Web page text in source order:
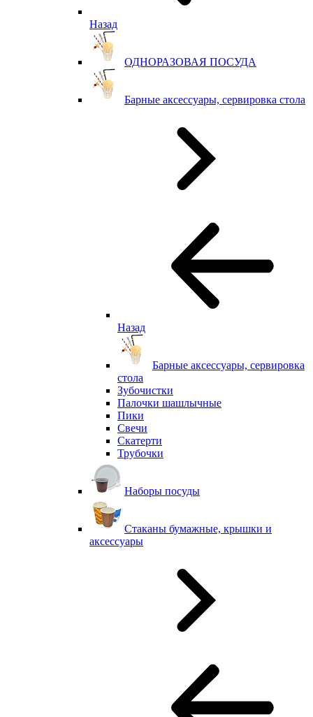
Назад
ОДНОРАЗОВАЯ ПОСУДА
Барные аксессуары, сервировка стола
Назад
Барные аксессуары, сервировка
стола
Зубочистки
Палочки шашлычные
Пики
Свечи
Скатерти
Трубочки
Наборы посуды
Стаканы бумажные, крышки и
аксессуары